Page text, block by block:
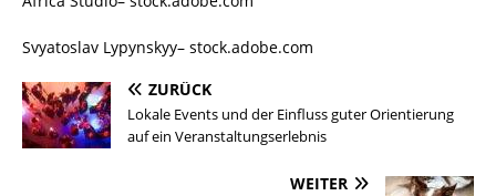
Svyatoslav Lypynskyy– stock.adobe.com
ZURÜCK
Lokale Events und der Einfluss guter Orientierung
auf ein Veranstaltungserlebnis
WEITER